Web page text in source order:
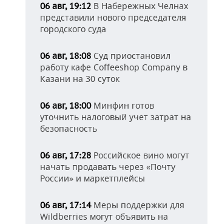
06 авг, 19:12 В Набережных Челнах
представили нового председателя
городского суда
06 авг, 18:08 Суд приостановил
работу кафе Coffeeshop Company в
Казани на 30 суток
06 авг, 18:00Минфин готов
уточнить налоговый учет затрат на
безопасность
06 авг, 17:28 Российское вино могут
начать продавать через «Почту
России» и маркетплейсы
06 авг, 17:14Меры поддержки для
Wildberries могут объявить на